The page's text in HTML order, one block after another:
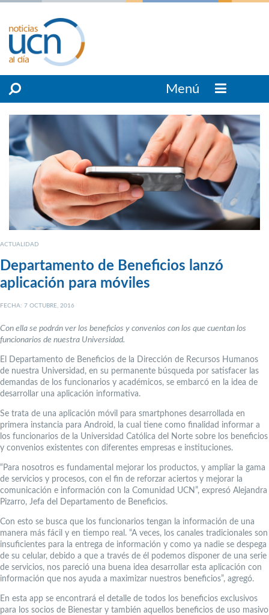
Menú
ACTUALIDAD
Departamento de Beneficios lanzó
aplicación para móviles
FECHA: 7 OCTUBRE, 2016
Con ella se podrán ver los beneficios y convenios con los que cuentan los
funcionarios de nuestra Universidad.
El Departamento de Beneficios de la Dirección de Recursos Humanos
de nuestra Universidad, en su permanente búsqueda por satisfacer las
demandas de los funcionarios y académicos, se embarcó en la idea de
desarrollar una aplicación informativa.
Se trata de una aplicación móvil para smartphones desarrollada en
primera instancia para Android, la cual tiene como finalidad informar a
los funcionarios de la Universidad Católica del Norte sobre los beneficios
y convenios existentes con diferentes empresas e instituciones.
“Para nosotros es fundamental mejorar los productos, y ampliar la gama
de servicios y procesos, con el fin de reforzar aciertos y mejorar la
comunicación e información con la Comunidad UCN”, expresó Alejandra
Pizarro, Jefa del Departamento de Beneficios.
Con esto se busca que los funcionarios tengan la información de una
manera más fácil y en tiempo real. “A veces, los canales tradicionales son
insuficientes para la entrega de información y como ya nadie se despega
de su celular, debido a que a través de él podemos disponer de una serie
de servicios, nos pareció una buena idea desarrollar esta aplicación con
información que nos ayuda a maximizar nuestros beneficios”, agregó.
En esta app se encontrará el detalle de todos los beneficios exclusivos
para los socios de Bienestar y también aquellos beneficios de uso masivo